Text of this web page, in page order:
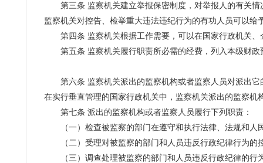
第三条 监察机关建立举报保密制度，对举报人的有关情
监察机关对控告、检举重大违法违纪行为的有功人员可以
第四条 监察机关根据工作需要，可以在国家行政机关、
第五条 监察机关履行职责所必需的经费，列入本级财政
第六条 监察机关派出的监察机构或者监察人员对派出它
在实行垂直管理的国家行政机关中，监察机关派出的监察
第七条 派出的监察机构或者监察人员履行下列职责：
（一）检查被监察的部门在遵守和执行法律、法规和人
（二）受理对被监察的部门和人员违反行政纪律行为的
（三）调查处理被监察的部门和人员违反行政纪律的行